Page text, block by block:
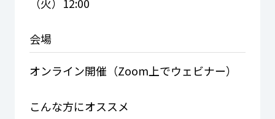
会場
オンライン開催（Zoom上でウェビナー）
こんな方にオススメ